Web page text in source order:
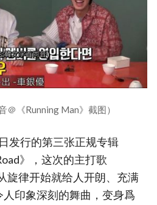
＠《Running Man》截图）
发行的第三张正规专辑
》，这次的主打歌
旋律开始就给人开朗、充满
印象深刻的舞曲，变身爲